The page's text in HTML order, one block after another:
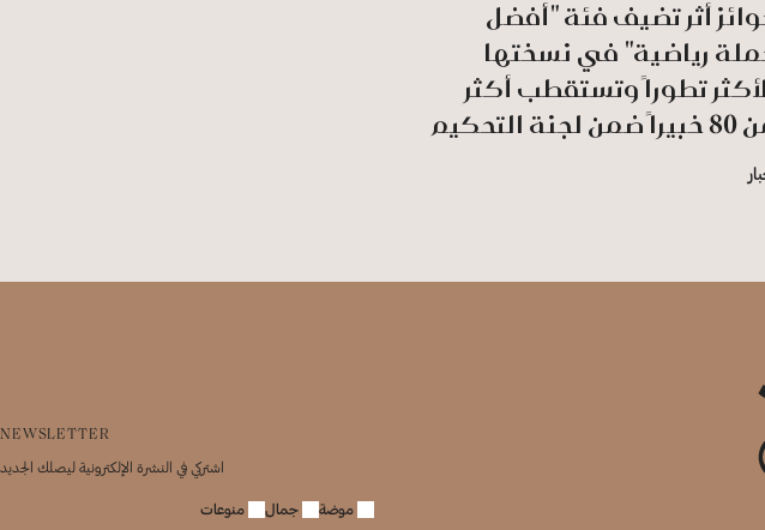
أثر تضيف فئة "أفضل
رياضية" في نسختها
تطوراً وتستقطب أكثر
التحكيم
NEWSLETTER
اشتركي في النشرة الإلكترونية ليصلك الجديد
موضة جمال منوعات